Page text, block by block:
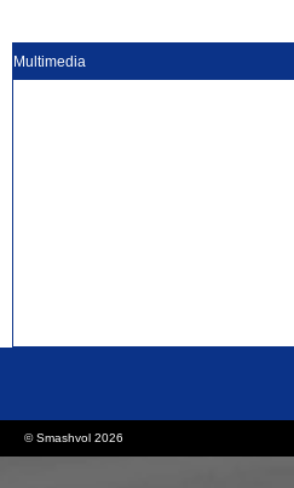
Multimedia
© Smashvol 2026